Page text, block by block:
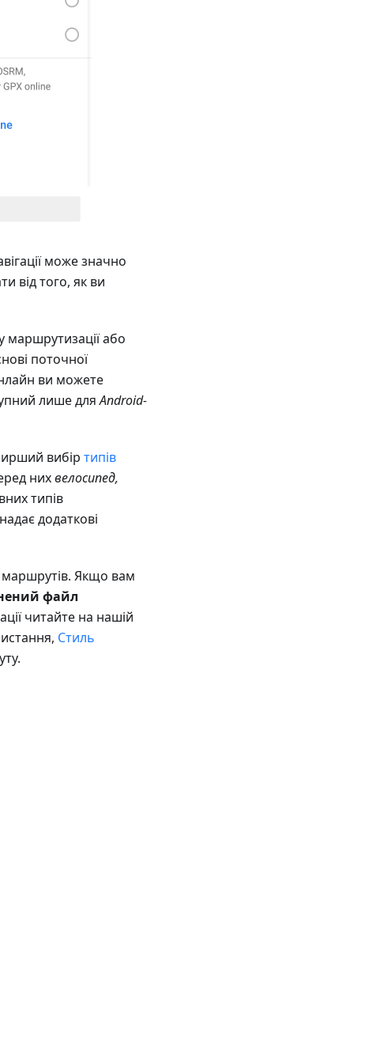
може значно
від того, як ви
маршрутизації або
поточної
ви можете
лише дляAndroid-
вибір типів
нихвелосипед,
типів
додаткові
маршрутів. Якщо вам
файл
читайте на нашій
Стиль